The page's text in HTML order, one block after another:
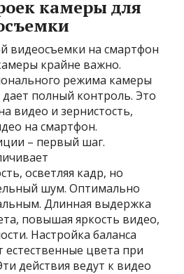
камеры для
видеосъемки на смартфон
крайне важно.
режима камеры
полный контроль. Это
видео и зернистость,
на смартфон.
– первый шаг.
осветляя кадр, но
шум. Оптимально
Длинная выдержка
повышая яркость видео,
Настройка баланса
естественные цвета при
действия ведут к видео